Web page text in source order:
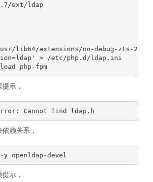
ext/ldap
lib64/extensions/no-debug-zts-
> /etc/php.d/ldap.ini
systemctl reload php-fpm
示，
赖关系，
示，